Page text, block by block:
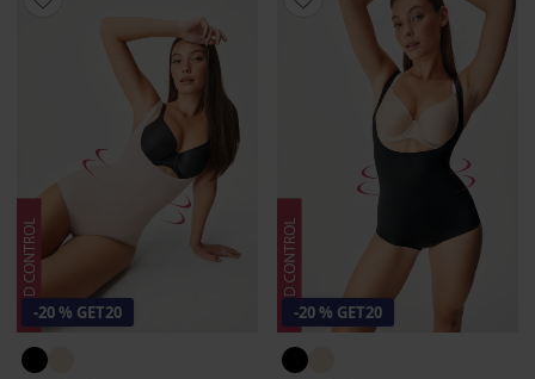
-20 % GET20 -20 % GET20